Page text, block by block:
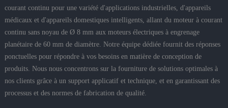
courant continu pour une variété d'applications industrielles, d'appareils
médicaux et d'appareils domestiques intelligents, allant du moteur à courant
continu sans noyau de Ø 8 mm aux moteurs électriques à engrenage
planétaire de 60 mm de diamètre. Notre équipe dédiée fournit des réponses
ponctuelles pour répondre à vos besoins en matière de conception de
produits. Nous nous concentrons sur la fourniture de solutions optimales à
nos clients grâce à un support applicatif et technique, et en garantissant des
processus et des normes de fabrication de qualité.